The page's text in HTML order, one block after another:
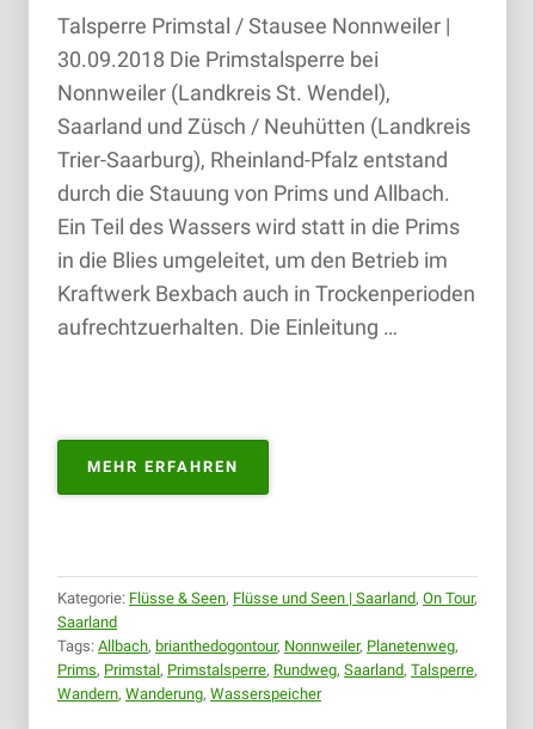
Talsperre Primstal / Stausee Nonnweiler |
30.09.2018 Die Primstalsperre bei
Nonnweiler (Landkreis St. Wendel),
Saarland und Züsch / Neuhütten (Landkreis
Trier-Saarburg), Rheinland-Pfalz entstand
durch die Stauung von Prims und Allbach.
Ein Teil des Wassers wird statt in die Prims
in die Blies umgeleitet, um den Betrieb im
Kraftwerk Bexbach auch in Trockenperioden
aufrechtzuerhalten. Die Einleitung …
MEHR ERFAHREN
PRIMSTAL
30.09.2018“
Kategorie: Flüsse & Seen, Flüsse und Seen | Saarland, On Tour,
Saarland
Tags: Allbach, brianthedogontour, Nonnweiler, Planetenweg,
Prims, Primstal, Primstalsperre, Rundweg, Saarland, Talsperre,
Wandern, Wanderung, Wasserspeicher